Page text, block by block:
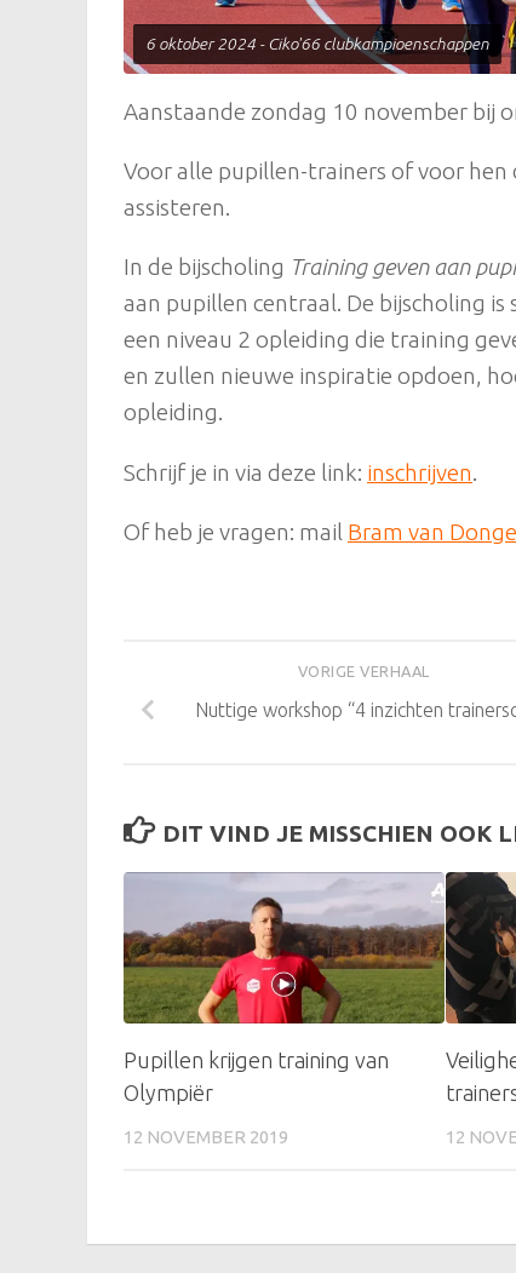
6 oktober 2024 - Ciko'66 clubkampioenschappen
Aanstaande zondag 10 november bij
Voor alle pupillen-trainers of voor
assisteren.
In de bijscholing Training geven aan
aan pupillen centraal. De bijscholing
een niveau 2 opleiding die training
en zullen nieuwe inspiratie opdoen,
opleiding.
Schrijf je in via deze link: inschrijven.
Of heb je vragen: mail Bram van
VORIGE VERHAAL
Nuttige workshop “4 inzichten
DIT VIND JE MISSCHIEN OOK
Pupillen krijgen training van
Olympiër
12 NOVEMBER 2019 12